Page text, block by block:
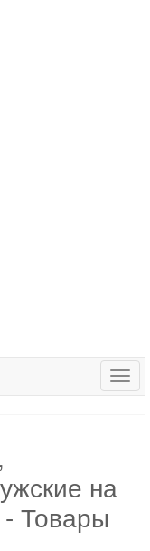
на
Товары